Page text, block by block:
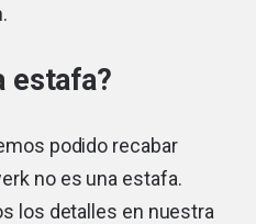
estafa?
podido recabar
no es una estafa.
los detalles en nuestra